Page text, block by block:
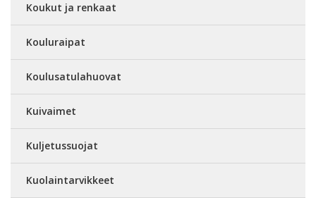
Koukut ja renkaat
Kouluraipat
Koulusatulahuovat
Kuivaimet
Kuljetussuojat
Kuolaintarvikkeet